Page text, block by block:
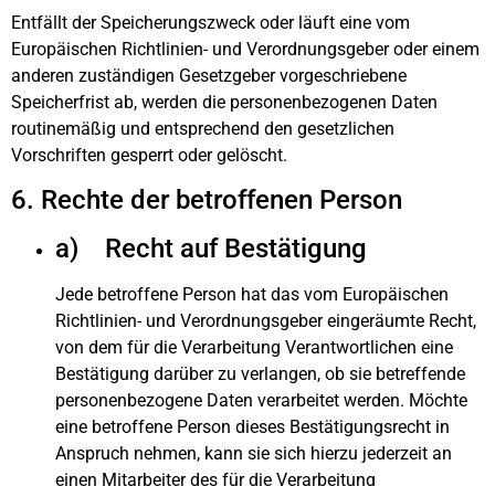
Entfällt der Speicherungszweck oder läuft eine vom
Europäischen Richtlinien- und Verordnungsgeber oder einem
anderen zuständigen Gesetzgeber vorgeschriebene
Speicherfrist ab, werden die personenbezogenen Daten
routinemäßig und entsprechend den gesetzlichen
Vorschriften gesperrt oder gelöscht.
6. Rechte der betroffenen Person
a) Recht auf Bestätigung
Jede betroffene Person hat das vom Europäischen
Richtlinien- und Verordnungsgeber eingeräumte Recht,
von dem für die Verarbeitung Verantwortlichen eine
Bestätigung darüber zu verlangen, ob sie betreffende
personenbezogene Daten verarbeitet werden. Möchte
eine betroffene Person dieses Bestätigungsrecht in
Anspruch nehmen, kann sie sich hierzu jederzeit an
einen Mitarbeiter des für die Verarbeitung